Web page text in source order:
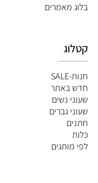
בלוג מאמרים
קטלוג
חנות-SALE
חדש באתר
שעוני נשים
שעוני גברים
חתנים
כלות
לפי מותגים